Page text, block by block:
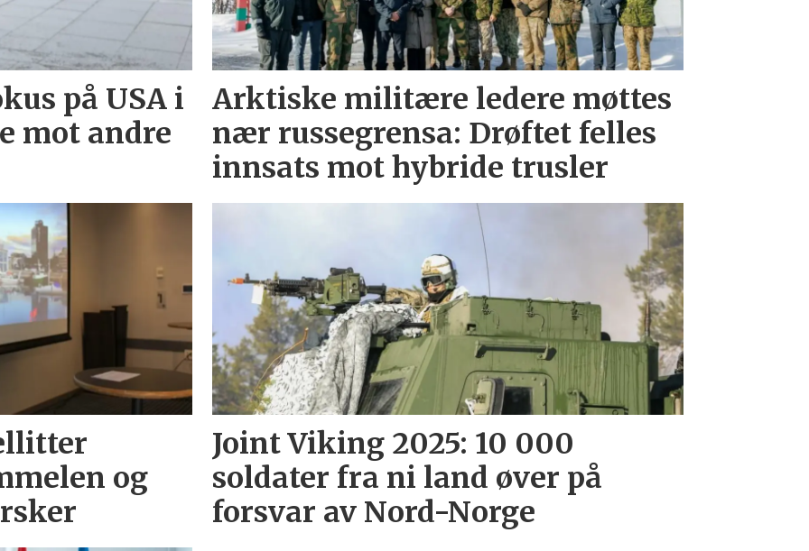
på USA i
mot andre
Arktiske militære ledere møttes
nær russegrensa: Drøftet felles
innsats mot hybride trusler
og
Joint Viking 2025: 10 000
soldater fra ni land øver på
forsvar av Nord-Norge